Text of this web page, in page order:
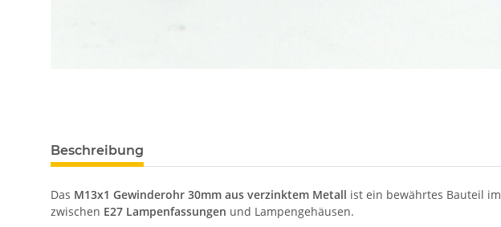
Beschreibung
Das M13x1 Gewinderohr 30mm aus verzinktem Metall ist ein bewährtes Bauteil im
zwischen E27 Lampenfassungen und Lampengehäusen.